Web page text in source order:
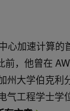
心加速计算的
前，他曾在
州大学伯克利
工程学士学